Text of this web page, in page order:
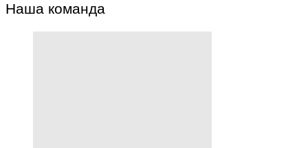
Наша команда